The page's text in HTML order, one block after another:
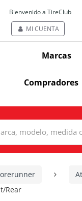
Bienvenido a TireClub
MI CUENTA
Marcas
Compradores
Rear